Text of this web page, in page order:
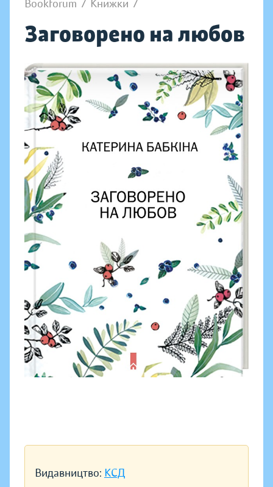
Bookforum / Книжки /
Заговорено на любов
Видавництво: КСД